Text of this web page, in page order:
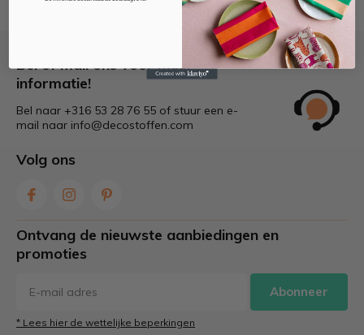
Bel of mail ons voor meer
informatie!
Bel naar +316 53 28 76 55 of stuur een e-
mail naar info@decostoffen.com
Volg ons
Ontvang de nieuwste aanbiedingen en
promoties
Abonneer
* Lees hier de wettelijke beperkingen